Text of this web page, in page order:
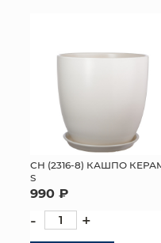
СН (2316-8) КАШПО
S
990 ₽
- +